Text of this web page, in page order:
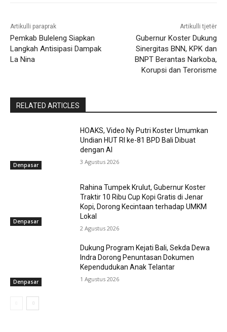
Artikulli paraprak
Pemkab Buleleng Siapkan
Langkah Antisipasi Dampak
La Nina
Artikulli tjetër
Gubernur Koster Dukung
Sinergitas BNN, KPK dan
BNPT Berantas Narkoba,
Korupsi dan Terorisme
RELATED ARTICLES
Denpasar
HOAKS, Video Ny Putri Koster Umumkan
Undian HUT RI ke-81 BPD Bali Dibuat
dengan AI
3 Agustus 2026
Denpasar
Rahina Tumpek Krulut, Gubernur Koster
Traktir 10 Ribu Cup Kopi Gratis di Jenar
Kopi, Dorong Kecintaan terhadap UMKM
Lokal
2 Agustus 2026
Denpasar
Dukung Program Kejati Bali, Sekda Dewa
Indra Dorong Penuntasan Dokumen
Kependudukan Anak Telantar
1 Agustus 2026